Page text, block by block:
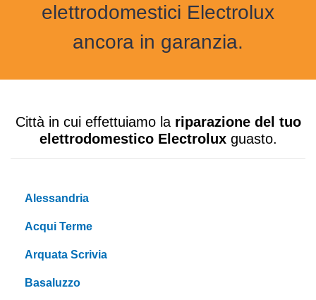
elettrodomestici Electrolux
ancora in garanzia.
Città in cui effettuiamo la riparazione del tuo
elettrodomestico Electroluxguasto.
Alessandria
Acqui Terme
Arquata Scrivia
Basaluzzo